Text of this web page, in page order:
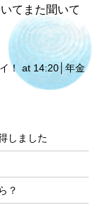
てまた聞いて
！ at 14:20│ 年金
しました
？